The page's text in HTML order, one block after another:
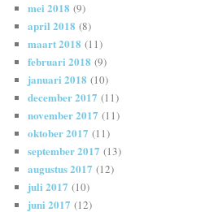
mei 2018 (9)
april 2018 (8)
maart 2018 (11)
februari 2018 (9)
januari 2018 (10)
december 2017 (11)
november 2017 (11)
oktober 2017 (11)
september 2017 (13)
augustus 2017 (12)
juli 2017 (10)
juni 2017 (12)